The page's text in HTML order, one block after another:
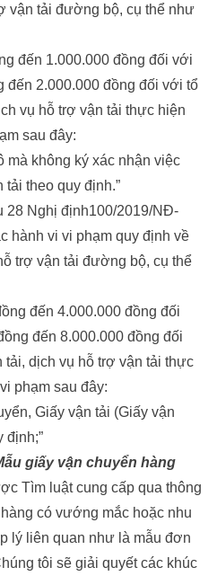
vận tải đường bộ, cụ thể như
đến 1.000.000 đồng đối với
đến 2.000.000 đồng đối với tổ
vụ hỗ trợ vận tải thực hiện
sau đây:
mà không ký xác nhận việc
tải theo quy định.”
28 Nghị định100/2019/NĐ-
hành vi vi phạm quy định về
trợ vận tải đường bộ, cụ thể
đến 4.000.000 đồng đối
đến 8.000.000 đồng đối
dịch vụ hỗ trợ vận tải thực
phạm sau đây:
Giấy vận tải (Giấy vận
định;”
giấy vận chuyển hàng
Tìm luậtcung cấp qua thông
có vướng mắc hoặc nhu
lý liên quan như là mẫu đơn
tôi sẽ giải quyết các khúc